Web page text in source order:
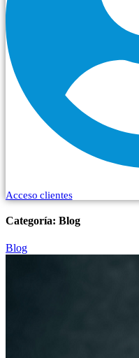
Acceso clientes
Categoría: Blog
Blog